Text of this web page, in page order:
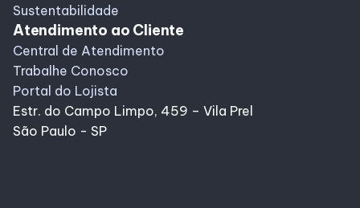
Sustentabilidade
Atendimento ao Cliente
Central de Atendimento
Trabalhe Conosco
Portal do Lojista
Estr. do Campo Limpo, 459 – Vila Prel
São Paulo - SP